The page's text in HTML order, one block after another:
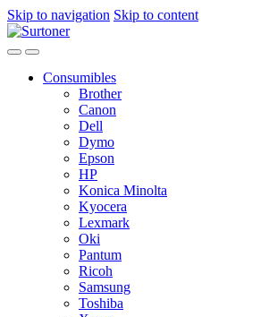
Skip to navigation Skip to content
Consumibles
Brother
Canon
Dell
Dymo
Epson
HP
Konica Minolta
Kyocera
Lexmark
Oki
Pantum
Ricoh
Samsung
Toshiba